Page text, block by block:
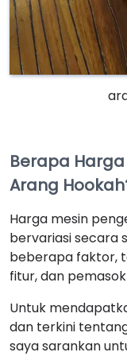
Berapa
Arang
Harga mesin
bervariasi secara
beberapa faktor,
fitur, dan
Untuk
dan terkini
saya sarankan